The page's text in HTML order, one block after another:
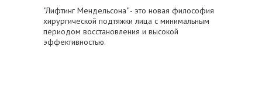
"Лифтинг Мендельсона" - это новая философия
хирургической подтяжки лица с минимальным
периодом восстановления и высокой
эффективностью.